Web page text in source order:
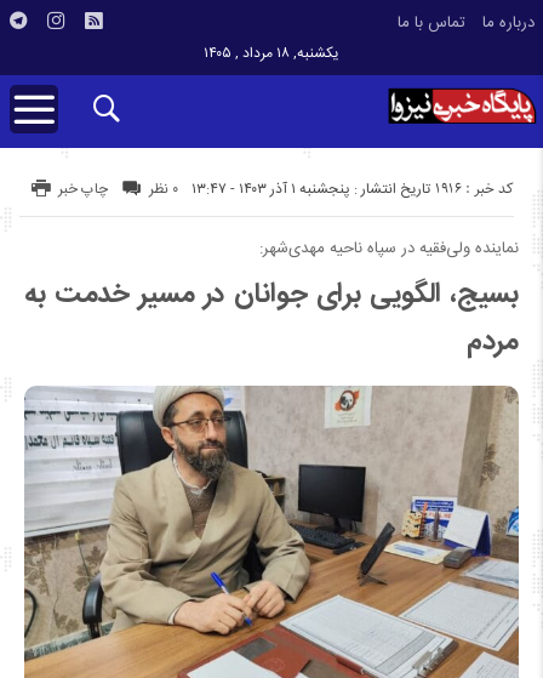
درباره ما تماس با ما
یکشنبه, ۱۸ مرداد , ۱۴۰۵
تاریخ انتشار : پنجشنبه ۱ آذر ۱۴۰۳ - ۱۳:۴۷ کد خبر : 1916 چاپ خبر ۰ نظر
نماینده ولی‌فقیه در سپاه ناحیه مهدی‌شهر:
بسیج، الگویی برای جوانان در مسیر خدمت به
مردم